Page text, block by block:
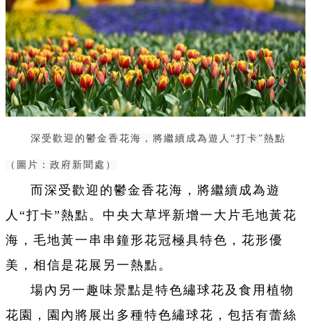
深受歡迎的鬱金香花海，將繼續成為遊人“打卡”熱點
（圖片：政府新聞處）
而深受歡迎的鬱金香花海，將繼續成為遊
人“打卡”熱點。中央大草坪新增一大片毛地黃花
海，毛地黃一串串鐘形花冠極具特色，花形優
美，相信是花展另一熱點。
場內另一趣味景點是特色繡球花及食用植物
花園，園內將展出多種特色繡球花，包括有蕾絲